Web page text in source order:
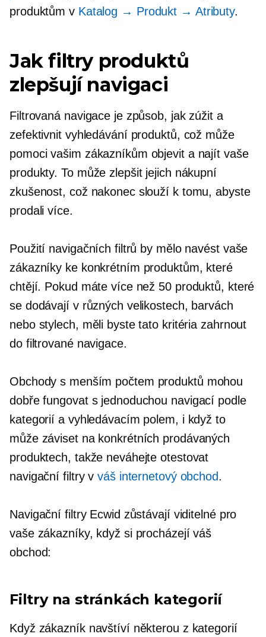
produktům v Katalog → Produkt → Atributy.
Jak filtry produktů
zlepšují navigaci
Filtrovaná navigace je způsob, jak zúžit a
zefektivnit vyhledávání produktů, což může
pomoci vašim zákazníkům objevit a najít vaše
produkty. To může zlepšit jejich nákupní
zkušenost, což nakonec slouží k tomu, abyste
prodali více.
Použití navigačních filtrů by mělo navést vaše
zákazníky ke konkrétním produktům, které
chtějí. Pokud máte více než 50 produktů, které
se dodávají v různých velikostech, barvách
nebo stylech, měli byste tato kritéria zahrnout
do filtrované navigace.
Obchody s menším počtem produktů mohou
dobře fungovat s jednoduchou navigací podle
kategorií a vyhledávacím polem, i když to
může záviset na konkrétních prodávaných
produktech, takže neváhejte otestovat
navigační filtry vváš internetový obchod.
Navigační filtry Ecwid zůstávají viditelné pro
vaše zákazníky, když si procházejí váš
obchod:
Filtry na stránkách kategorií
Když zákazník navštíví některou z kategorií